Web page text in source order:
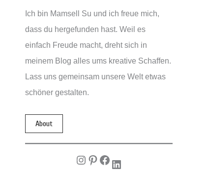
Ich bin Mamsell Su und ich freue mich,
dass du hergefunden hast. Weil es
einfach Freude macht, dreht sich in
meinem Blog alles ums kreative Schaffen.
Lass uns gemeinsam unsere Welt etwas
schöner gestalten.
About
Instagram Pinterest Facebook LinkedIn